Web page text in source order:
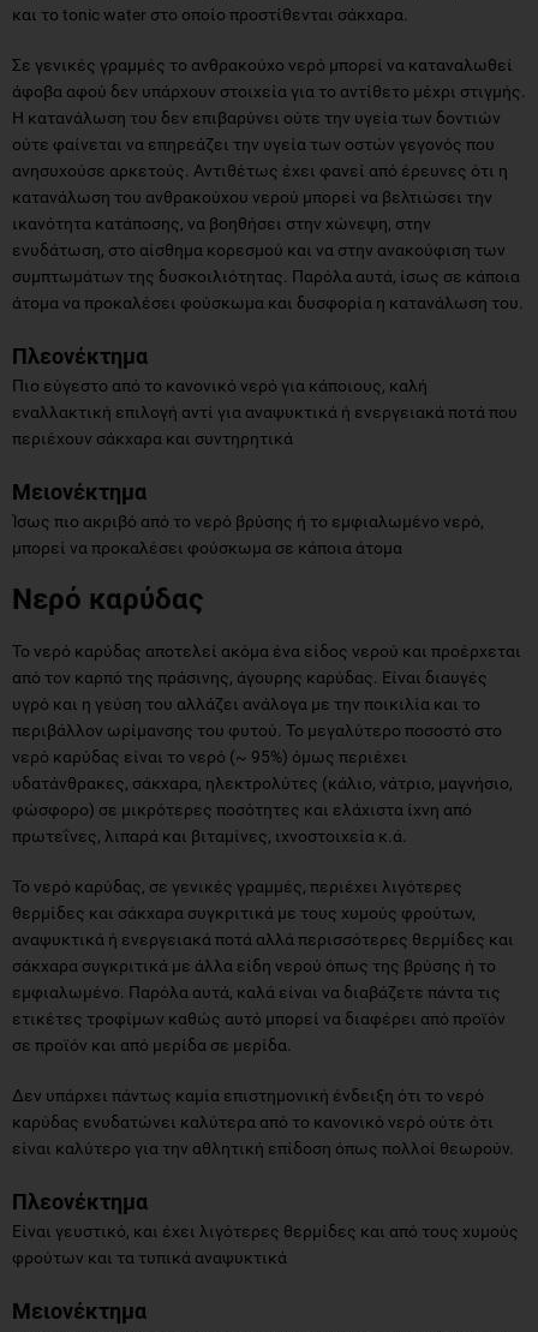
και το tonic water στο οποίο προστίθενται σάκχαρα.
Σε γενικές γραμμές το ανθρακούχο νερό μπορεί να καταναλωθεί
άφοβα αφού δεν υπάρχουν στοιχεία για το αντίθετο μέχρι στιγμής.
Η κατανάλωση του δεν επιβαρύνει ούτε την υγεία των δοντιών
ούτε φαίνεται να επηρεάζει την υγεία των οστών γεγονός που
ανησυχούσε αρκετούς. Αντιθέτως έχει φανεί από έρευνες ότι η
κατανάλωση του ανθρακούχου νερού μπορεί να βελτιώσει την
ικανότητα κατάποσης, να βοηθήσει στην χώνεψη, στην
ενυδάτωση, στο αίσθημα κορεσμού και να στην ανακούφιση των
συμπτωμάτων της δυσκοιλιότητας. Παρόλα αυτά, ίσως σε κάποια
άτομα να προκαλέσει φούσκωμα και δυσφορία η κατανάλωση του.
Πλεονέκτημα
Πιο εύγεστο από το κανονικό νερό για κάποιους, καλή
εναλλακτική επιλογή αντί για αναψυκτικά ή ενεργειακά ποτά που
περιέχουν σάκχαρα και συντηρητικά
Μειονέκτημα
Ίσως πιο ακριβό από το νερό βρύσης ή το εμφιαλωμένο νερό,
μπορεί να προκαλέσει φούσκωμα σε κάποια άτομα
Νερό καρύδας
Το νερό καρύδας αποτελεί ακόμα ένα είδος νερού και προέρχεται
από τον καρπό της πράσινης, άγουρης καρύδας. Είναι διαυγές
υγρό και η γεύση του αλλάζει ανάλογα με την ποικιλία και το
περιβάλλον ωρίμανσης του φυτού. Το μεγαλύτερο ποσοστό στο
νερό καρύδας είναι το νερό (~ 95%) όμως περιέχει
υδατάνθρακες, σάκχαρα, ηλεκτρολύτες (κάλιο, νάτριο, μαγνήσιο,
φώσφορο) σε μικρότερες ποσότητες και ελάχιστα ίχνη από
πρωτεΐνες, λιπαρά και βιταμίνες, ιχνοστοιχεία κ.ά.
Το νερό καρύδας, σε γενικές γραμμές, περιέχει λιγότερες
θερμίδες και σάκχαρα συγκριτικά με τους χυμούς φρούτων,
αναψυκτικά ή ενεργειακά ποτά αλλά περισσότερες θερμίδες και
σάκχαρα συγκριτικά με άλλα είδη νερού όπως της βρύσης ή το
εμφιαλωμένο. Παρόλα αυτά, καλά είναι να διαβάζετε πάντα τις
ετικέτες τροφίμων καθώς αυτό μπορεί να διαφέρει από προϊόν
σε προϊόν και από μερίδα σε μερίδα.
Δεν υπάρχει πάντως καμία επιστημονική ένδειξη ότι το νερό
καρύδας ενυδατώνει καλύτερα από το κανονικό νερό ούτε ότι
είναι καλύτερο για την αθλητική επίδοση όπως πολλοί θεωρούν.
Πλεονέκτημα
Είναι γευστικό, και έχει λιγότερες θερμίδες και από τους χυμούς
φρούτων και τα τυπικά αναψυκτικά
Μειονέκτημα